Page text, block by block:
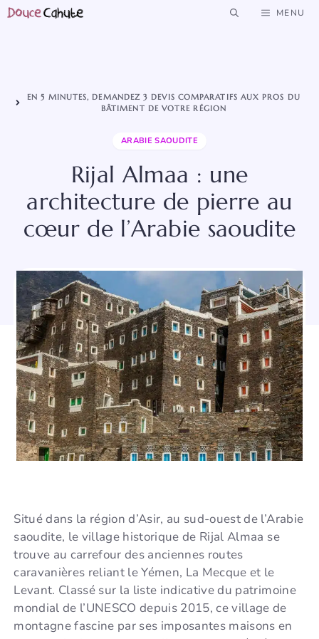
Aller
MENU
EN 5 MINUTES, DEMANDEZ 3 DEVIS COMPARATIFS AUX PROS DU
BÂTIMENT DE VOTRE RÉGION
ARABIE SAOUDITE
Rijal Almaa : une
architecture de pierre au
cœur de l’Arabie saoudite
Situé dans la région d’Asir, au sud-ouest de l’Arabie
saoudite, le village historique de Rijal Almaa se
trouve au carrefour des anciennes routes
caravanières reliant le Yémen, La Mecque et le
Levant. Classé sur la liste indicative du patrimoine
mondial de l’UNESCO depuis 2015, ce village de
montagne fascine par ses imposantes maisons en